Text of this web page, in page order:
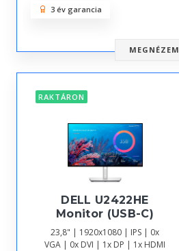
3 év garancia
MEGNÉZEM
RAKTÁRON
DELL U2422HE
Monitor (USB-C)
23,8" | 1920x1080 | IPS | 0x
VGA | 0x DVI | 1x DP | 1x HDMI